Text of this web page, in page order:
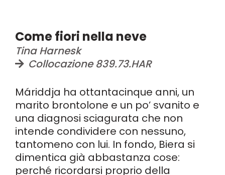
Come fiori nella neve
Tina Harnesk
Collocazione 839.73.HAR
Máriddja ha ottantacinque anni, un
marito brontolone e un po’ svanito e
una diagnosi sciagurata che non
intende condividere con nessuno,
tantomeno con lui. In fondo, Biera si
dimentica già abbastanza cose:
perché ricordarsi proprio della